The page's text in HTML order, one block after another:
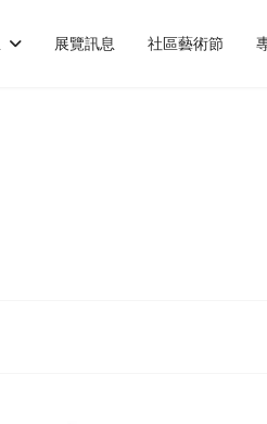
展覽訊息 社區藝術節